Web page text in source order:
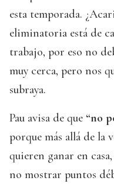
esta temporada.
eliminatoria está de
trabajo, por eso no
muy cerca, pero nos
subraya.
Pau avisa de que “no
porque más allá de la
quieren ganar en
no mostrar puntos